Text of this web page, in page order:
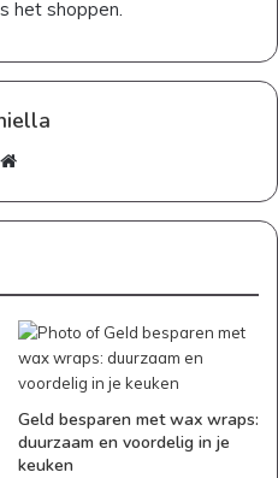
het shoppen.
Website
Geld besparen met wax wraps:
duurzaam en voordelig in je
keuken